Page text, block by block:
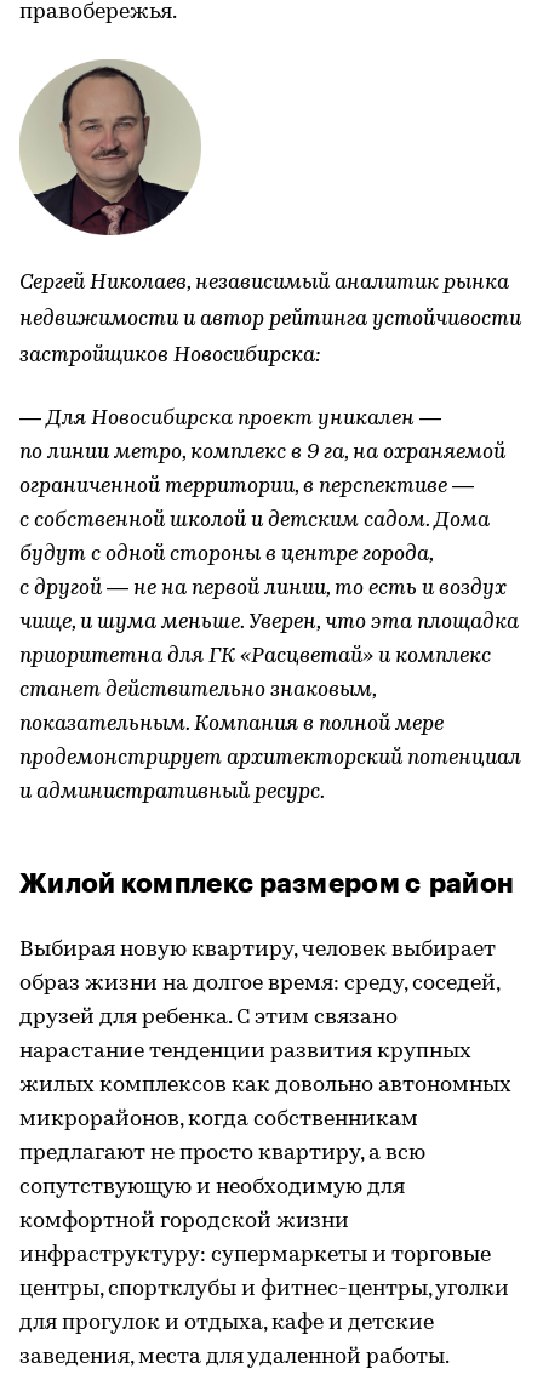
правобережья.
Сергей Николаев, независимый аналитик рынка
недвижимости и автор рейтинга устойчивости
застройщиков Новосибирска:
— Для Новосибирска проект уникален —
по линии метро, комплекс в 9 га, на охраняемой
ограниченной территории, в перспективе —
с собственной школой и детским садом. Дома
будут с одной стороны в центре города,
с другой — не на первой линии, то есть и воздух
чище, и шума меньше. Уверен, что эта площадка
приоритетна для ГК «Расцветай» и комплекс
станет действительно знаковым,
показательным. Компания в полной мере
продемонстрирует архитекторский потенциал
и административный ресурс.
Жилой комплекс размером с район
Выбирая новую квартиру, человек выбирает
образ жизни на долгое время: среду, соседей,
друзей для ребенка. С этим связано
нарастание тенденции развития крупных
жилых комплексов как довольно автономных
микрорайонов, когда собственникам
предлагают не просто квартиру, а всю
сопутствующую и необходимую для
комфортной городской жизни
инфраструктуру: супермаркеты и торговые
центры, спортклубы и фитнес-центры, уголки
для прогулок и отдыха, кафе и детские
заведения, места для удаленной работы.